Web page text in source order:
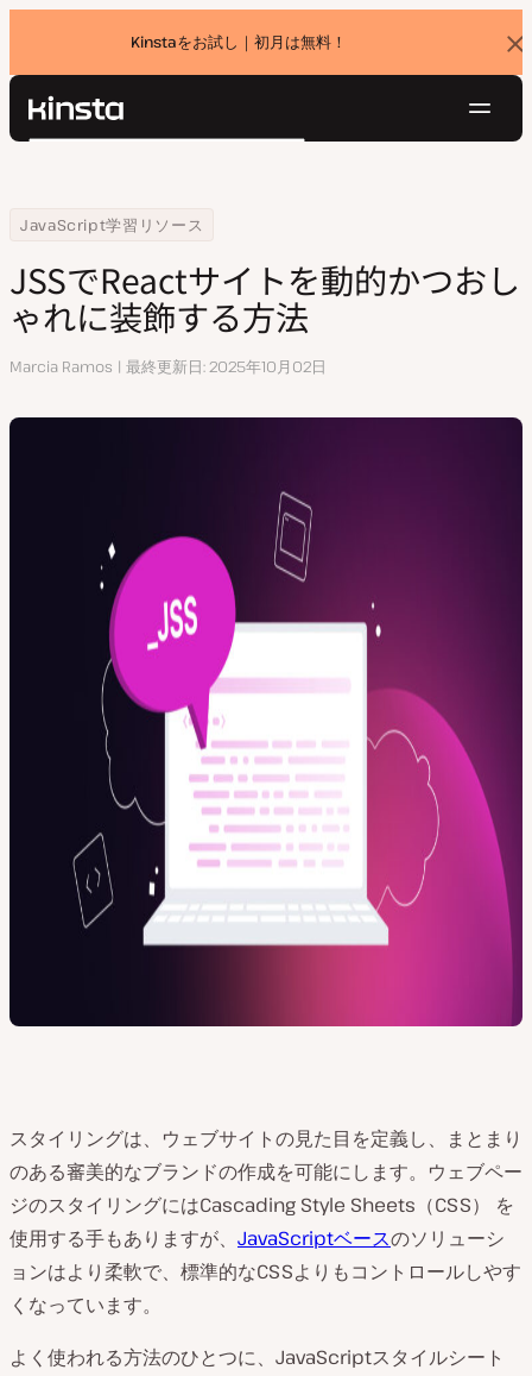
Kinstaをお試し｜初月は無料！
バ
ナ
Kinsta®
ョ
価格設定
お問い合わせ
検
Home
リソースセンター
JavaScript学習リソース
JSSでReactサイトを動的かつおしゃれに装飾する方法
JSSでReactサイトを動的かつおし
ゃれに装飾する方法
執
Marcia Ramos 最終更新日 2025年10月02日
スタイリングは、ウェブサイトの見た目を定義し、まとまり
のある審美的なブランドの作成を可能にします。ウェブペー
ジのスタイリングにはCascading Style Sheets（CSS） を
使用する手もありますが、 JavaScriptベースのソリューシ
ョンはより柔軟で、標準的なCSSよりもコントロールしやす
くなっています。
よく使われる方法のひとつに、JavaScriptスタイルシート